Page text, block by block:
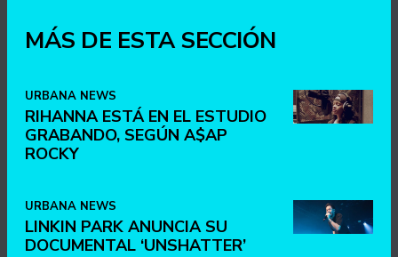
MÁS DE ESTA SECCIÓN
URBANA NEWS
RIHANNA ESTÁ EN EL ESTUDIO
GRABANDO, SEGÚN A$AP
ROCKY
URBANA NEWS
LINKIN PARK ANUNCIA SU
DOCUMENTAL ‘UNSHATTER’